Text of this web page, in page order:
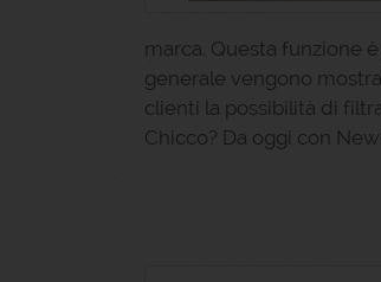
marca. Questa funzione
generale vengono
clienti la possibilità di
Chicco? Da oggi con